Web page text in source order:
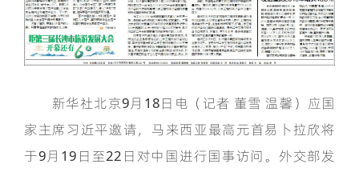
新华社北京9月18日电（记者 董雪 温馨）应国
家主席习近平邀请，马来西亚最高元首易卜拉欣将
于9月19日至22日对中国进行国事访问。外交部发